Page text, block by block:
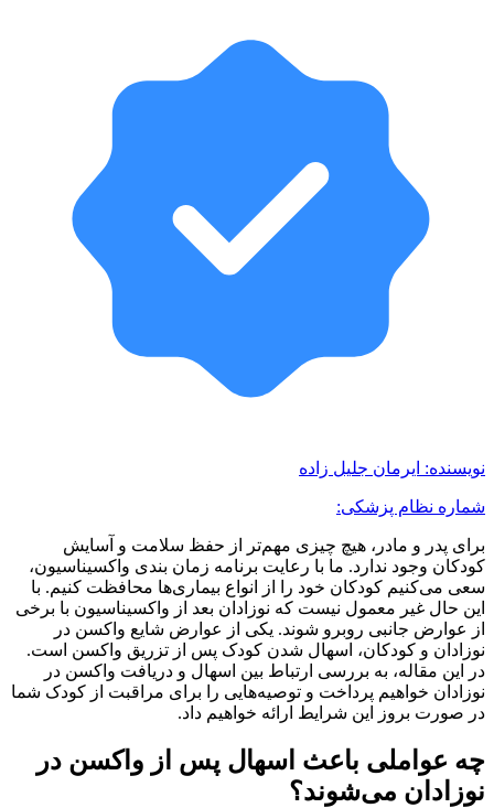
نویسنده: ایرمان جلیل زاده
شماره نظام پزشکی:
برای پدر و مادر، هیچ چیزی مهم‌تر از حفظ سلامت و آسایش
کودکان وجود ندارد. ما با رعایت برنامه‌ زمان بندی واکسیناسیون،
سعی می‌کنیم کودکان خود را از انواع بیماری‌ها محافظت کنیم. با
این حال غیر معمول نیست که نوزادان بعد از واکسیناسیون با برخی
از عوارض جانبی روبرو شوند. یکی از عوارض شایع واکسن در
نوزادان و کودکان، اسهال شدن کودک پس از تزریق واکسن است.
در این مقاله، به بررسی ارتباط بین اسهال و دریافت واکسن در
نوزادان خواهیم پرداخت و توصیه‌هایی را برای مراقبت از کودک شما
در صورت بروز این شرایط ارائه خواهیم داد.
چه عواملی باعث اسهال پس از واکسن در
نوزادان می‌شوند؟